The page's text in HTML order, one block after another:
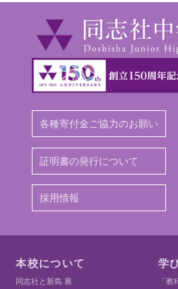
各種寄付金ご協力のお願い
証明書の発行について
採用情報
本校について
同志社と新島 襄
学
「